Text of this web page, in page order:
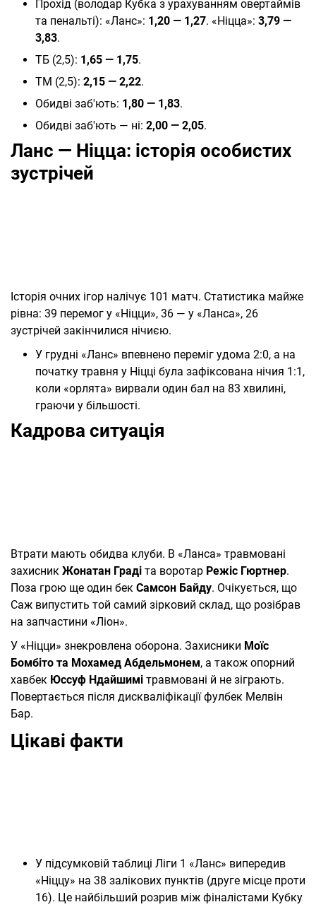
Прохід (володар Кубка з урахуванням овертаймів
та пенальті): «Ланс»: 1,20 — 1,27. «Ніцца»: 3,79 —
3,83.
ТБ (2,5): 1,65 — 1,75.
ТМ (2,5): 2,15 — 2,22.
Обидві заб'ють: 1,80 — 1,83.
Обидві заб'ють — ні: 2,00 — 2,05.
Ланс — Ніцца: історія особистих
зустрічей
Історія очних ігор налічує 101 матч. Статистика майже
рівна: 39 перемог у «Ніцци», 36 — у «Ланса», 26
зустрічей закінчилися нічиєю.
У грудні «Ланс» впевнено переміг удома 2:0, а на
початку травня у Ніцці була зафіксована нічия 1:1,
коли «орлята» вирвали один бал на 83 хвилині,
граючи у більшості.
Кадрова ситуація
Втрати мають обидва клуби. В «Ланса» травмовані
захисник Жонатан Граді та воротар Режіс Гюртнер.
Поза грою ще один бек Самсон Байду. Очікується, що
Саж випустить той самий зірковий склад, що розібрав
на запчастини «Ліон».
У «Ніцци» знекровлена оборона. Захисники Моїс
Бомбіто та Мохамед Абдельмонем, а також опорний
хавбек Юссуф Ндайшимі травмовані й не зіграють.
Повертається після дискваліфікації фулбек Мелвін
Бар.
Цікаві факти
У підсумковій таблиці Ліги 1 «Ланс» випередив
«Ніццу» на 38 залікових пунктів (друге місце проти
16). Це найбільший розрив між фіналістами Кубку